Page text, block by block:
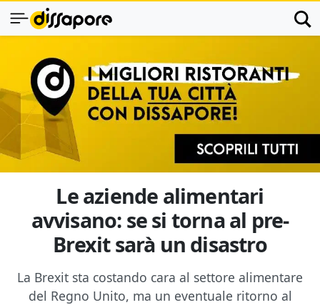
Le aziende alimentari
avvisano: se si torna al pre-
Brexit sarà un disastro
La Brexit sta costando cara al settore alimentare
del Regno Unito, ma un eventuale ritorno al